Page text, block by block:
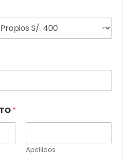
*
Apellidos